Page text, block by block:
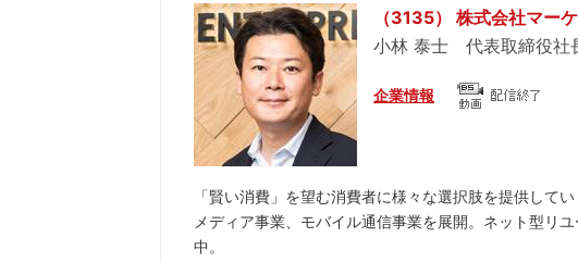
（3135） 株式会社マー
小林 泰士 代表取締役
企業情報
「賢い消費」を望む消費者に様々な選択肢を提供して
メディア事業、モバイル通信事業を展開。ネット型リ
中。